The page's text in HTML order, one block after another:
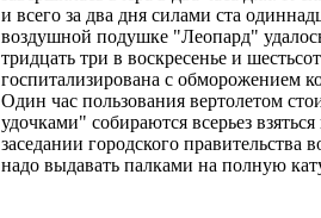
и всего за два дня силами ста
воздушной подушке "Леопард"
тридцать три в воскресенье и
госпитализирована с обморожением
Один час пользования вертолетом
удочками" собираются всерьез
заседании городского
надо выдавать палками на полную